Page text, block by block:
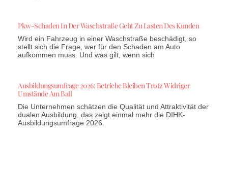
Pkw-Schaden In Der Waschstraße Geht Zu Lasten Des Kunden
Wird ein Fahrzeug in einer Waschstraße beschädigt, so
stellt sich die Frage, wer für den Schaden am Auto
aufkommen muss. Und was gilt, wenn sich
Ausbildungsumfrage 2026: Betriebe Bleiben Trotz Widriger
Umstände Am Ball
Die Unternehmen schätzen die Qualität und Attraktivität der
dualen Ausbildung, das zeigt einmal mehr die DIHK-
Ausbildungsumfrage 2026.